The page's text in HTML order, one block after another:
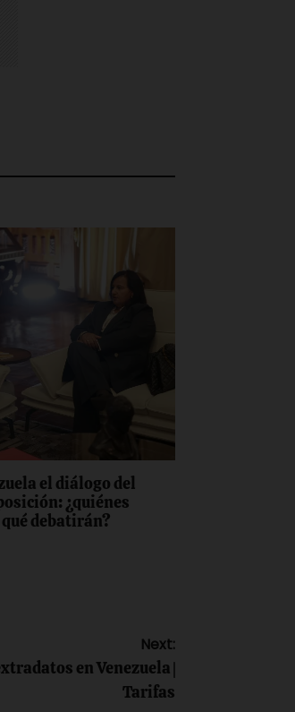
el diálogo del
¿quiénes
debatirán?
Next:
en Venezuela |
Tarifas